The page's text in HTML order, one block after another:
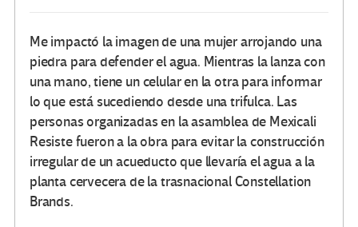
Me impactó la imagen de una mujer arrojando una
piedra para defender el agua. Mientras la lanza con
una mano, tiene un celular en la otra para informar
lo que está sucediendo desde una trifulca. Las
personas organizadas en la asamblea de Mexicali
Resiste fueron a la obra para evitar la construcción
irregular de un acueducto que llevaría el agua a la
planta cervecera de la trasnacional Constellation
Brands.